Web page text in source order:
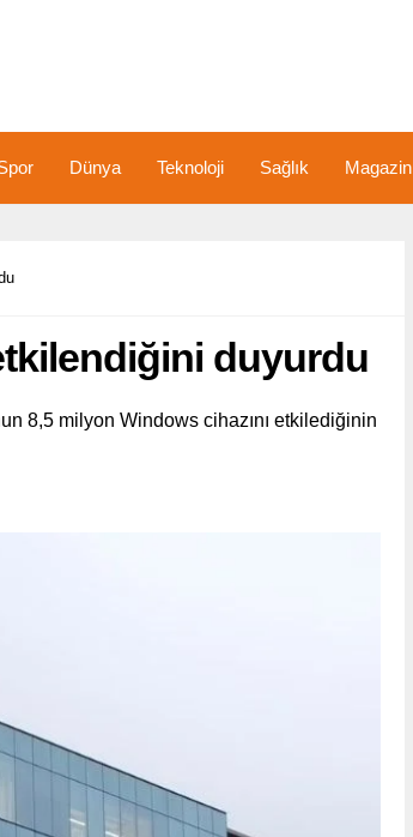
Dünya Teknoloji Sağlık Magazin
duyurdu
8,5 milyon Windows cihazını etkilediğinin